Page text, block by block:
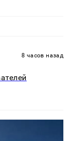
8 часов назад